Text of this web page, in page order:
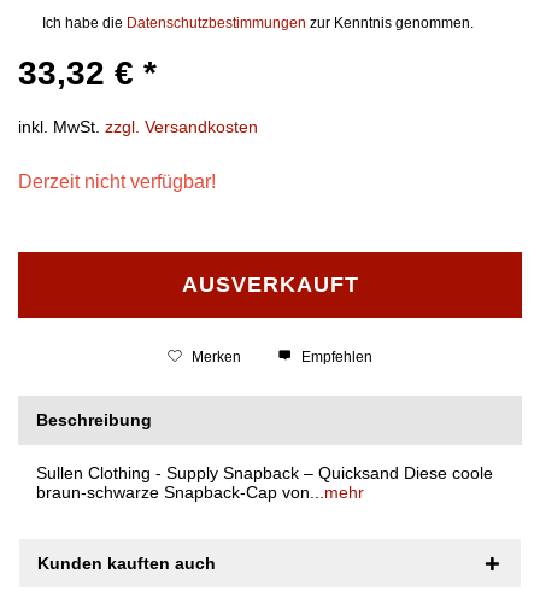
Ich habe die Datenschutzbestimmungen zur Kenntnis genommen.
33,32 € *
inkl. MwSt. zzgl. Versandkosten
Derzeit nicht verfügbar!
AUSVERKAUFT
Merken Empfehlen
Beschreibung
Sullen Clothing - Supply Snapback – Quicksand Diese coole
braun-schwarze Snapback-Cap von... mehr
Kunden kauften auch